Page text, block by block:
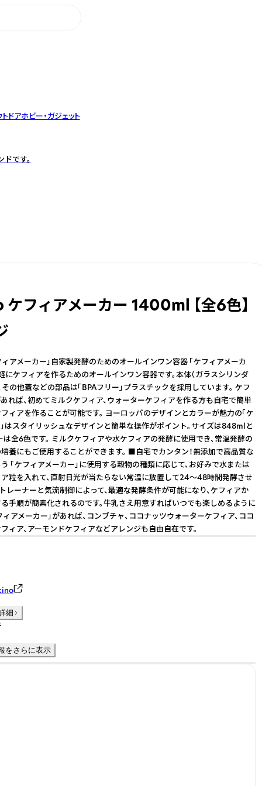
ドアホビー・ガジェット
です。
フィアメーカー 1400ml 【全6色】
アメーカー」自家製発酵のためのオールインワン容器 「ケフィアメーカ
にケフィアを作るためのオールインワン容器です。本体（ガラスシリンダ
その他蓋などの部品は「BPAフリー」プラスチックを採用しています。 ケフ
れば、初めてミルクケフィア、ウォーターケフィアを作る方も自宅で簡単
ィアを作ることが可能です。 ヨーロッパのデザインとカラーが魅力の「ケ
はスタイリッシュなデザインと簡単な操作がポイント。サイズは848mlと
全6色です。 ミルクケフィアや水ケフィアの発酵に使用でき、常温発酵の
養にもご使用することができます。 ■自宅でカンタン！無添加で高品質な
「ケフィアメーカー」に使用する穀物の種類に応じて、お好みで水または
粒を入れて、直射日光が当たらない常温に放置して24〜48時間発酵させ
レーナーと気流制御によって、最適な発酵条件が可能になり、ケフィアか
手順が簡素化されるのです。牛乳さえ用意すればいつでも楽しめるように
ィアメーカー」があれば、コンブチャ、ココナッツウォーターケフィア、ココ
ィア、アーモンドケフィアなどアレンジも自由自在です。
細
をさらに表示